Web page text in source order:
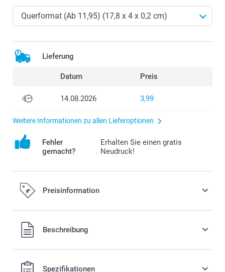
Lieferung
Datum Preis
14.08.2026 3,99
Weitere Informationen zu allen Lieferoptionen
Fehler
gemacht?
Erhalten Sie einen gratis
Neudruck!
Preisinformation
Alle Preise verstehen sich in EURO (€) inkl. MwSt. und zzgl.
Versandkosten.Beschreibung
Spezifikationen